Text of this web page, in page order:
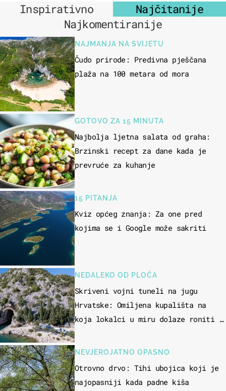
Inspirativno
Najčitanije
Najkomentiranije
NAJMANJA NA SVIJETU
Čudo prirode: Predivna pješčana
plaža na 100 metara od mora
GOTOVO ZA 15 MINUTA
Najbolja ljetna salata od graha:
Brzinski recept za dane kada je
prevruće za kuhanje
15 PITANJA
Kviz općeg znanja: Za one pred
kojima se i Google može sakriti
NEDALEKO OD PLOČA
Skriveni vojni tuneli na jugu
Hrvatske: Omiljena kupališta na
koja lokalci u miru dolaze roniti i
NEVJEROJATNO OPASNO
Otrovno drvo: Tihi ubojica koji je
najopasniji kada padne kiša